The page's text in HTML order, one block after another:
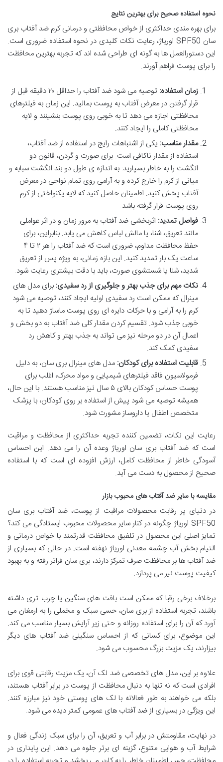
نحوه استفاده صحیح برای بهترین نتایج
برای بهره مندی حداکثری از خواص محافظتی و درمانی کرم ضد آفتاب بری
سان SPF50 اوریاژ، رعایت نکات کلیدی در نحوه استفاده ضروری است.
این دستورالعمل ها به گونه ای طراحی شده اند که تجربه بهترین محافظت
را برای پوست فراهم آورند.
زمان استفاده:
توصیه می شود ضد آفتاب را حداقل ۲۰ دقیقه قبل از
قرار گرفتن در معرض آفتاب به پوست بمالید. این زمان به فیلترهای
محافظتی اجازه می دهد تا به خوبی روی پوست بنشینند و لایه
محافظتی کاملی را ایجاد کنند.
مقدار مناسب: یکی از اشتباهات رایج در استفاده از ضد آفتاب،
استفاده از مقدار ناکافی است. برای صورت و گردن، قانون دو
انگشت را به خاطر بسپارید: به اندازه ی طول دو بند انگشت سبابه و
میانی از کرم را خارج کرده و به آرامی روی تمام نواحی در معرض
آفتاب پخش کنید. اطمینان حاصل کنید که لایه یکنواختی از کرم
روی پوست قرار گرفته باشد.
فواصل تمدید: اثربخشی ضد آفتاب به مرور زمان و در اثر عواملی
مانند تعریق، شنا، یا مالش لباس کاهش می یابد. بنابراین، برای
حفظ محافظت مداوم، ضروری است که ضد آفتاب را هر ۲ تا ۴
ساعت یک بار تمدید کنید. این بازه زمانی، به ویژه پس از تعریق
شدید، شنا یا شستشوی صورت، باید با دقت بیشتری رعایت شود.
نکات مهم برای جذب بهتر و جلوگیری از رد سفیدی: برای مدل های
مینرال که ممکن است رد سفیدی اولیه ایجاد کنند، توصیه می شود
کرم را به آرامی و با حرکات دایره ای روی پوست ماساژ دهید تا به
خوبی جذب شود. تقسیم کردن مقدار کلی ضد آفتاب به دو بخش و
اعمال آن در دو مرحله نیز می تواند به جذب بهتر و کاهش رد
سفیدی کمک کند.
قابلیت استفاده برای کودکان: مدل های مینرال بری سان، به دلیل
فرمولاسیون فاقد فیلترهای شیمیایی و مواد محرک، اغلب برای
پوست حساس کودکان بالای ۵ سال نیز مناسب هستند. با این حال،
همیشه توصیه می شود پیش از استفاده بر روی کودکان، با پزشک
متخصص اطفال یا داروساز مشورت شود.
رعایت این نکات، تضمین کننده تجربه حداکثری از محافظت و مراقبت
است که ضد آفتاب بری سان اوریاژ وعده آن را می دهد. این احساس
آسودگی خاطر از محافظت کامل، ارزش افزوده ای است که با استفاده
صحیح از محصول به دست می آید.
مقایسه با سایر ضد آفتاب های محبوب بازار
در دنیای پر رقابت محصولات مراقبت از پوست، ضد آفتاب بری سان
SPF50 اوریاژ چگونه در کنار سایر محصولات محبوب ایستادگی می کند؟
تمایز اصلی این محصول در تلفیق محافظت قدرتمند با خواص درمانی و
التیام بخش آب چشمه معدنی اوریاژ نهفته است. در حالی که بسیاری از
ضد آفتاب ها بر محافظت صرف تمرکز دارند، بری سان فراتر رفته و به بهبود
کیفیت پوست نیز می پردازد.
برخلاف برخی رقبا که ممکن است بافت های سنگین یا چرب تری داشته
باشند، تجربه استفاده از بری سان، حسی سبک و مخملی را به ارمغان می
آورد که آن را برای استفاده روزانه و حتی زیر آرایش بسیار مناسب می کند.
این موضوع، برای کسانی که از احساس سنگینی ضد آفتاب های دیگر
بیزارند، یک مزیت بزرگ محسوب می شود.
علاوه بر این، مدل های تخصصی ضد لک آن، یک مزیت رقابتی قوی برای
افرادی است که نه تنها به دنبال محافظت از پوست در برابر آفتاب هستند،
بلکه می خواهند به طور فعالانه با لک های پوستی خود نیز مبارزه کنند.
این ویژگی در بسیاری از ضد آفتاب های عمومی کمتر دیده می شود.
در نهایت، مقاومتش در برابر آب و تعریق، آن را برای سبک زندگی فعال و
شرایط آب و هوایی متنوع، گزینه ای برتر جلوه می دهد. این پایداری در